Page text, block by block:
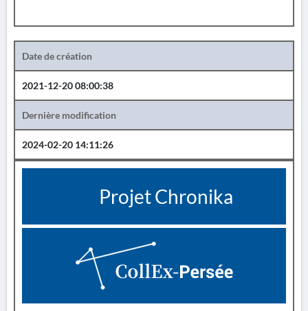
Date de création
2021-12-20 08:00:38
Dernière modification
2024-02-20 14:11:26
Projet Chronika